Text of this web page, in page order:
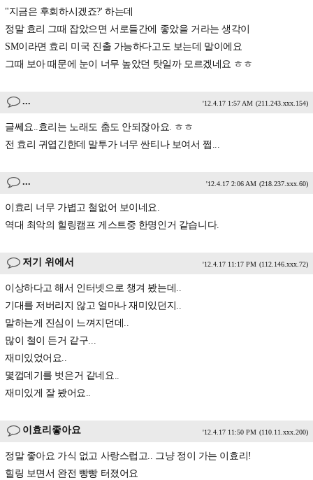
"지금은 후회하시겠죠?' 하는데
정말 효리 그때 잡았으면 서로들간에 좋았을 거라는 생각이
SM이라면 효리 미국 진출 가능하다고도 보는데 말이에요
그때 보아 때문에 눈이 너무 높았던 탓일까 모르겠네요 ㅎㅎ
... '12.4.17 1:57 AM (211.243.xxx.154)
글쎄요..효리는 노래도 춤도 안되잖아요. ㅎㅎ
전 효리 귀엽긴한데 말투가 너무 싼티나 보여서 쩝...
... '12.4.17 2:06 AM (218.237.xxx.60)
이효리 너무 가볍고 철없어 보이네요.
역대 최악의 힐링캠프 게스트중 한명인거 같습니다.
저기 위에서 '12.4.17 11:17 PM (112.146.xxx.72)
이상하다고 해서 인터넷으로 챙겨 봤는데..
기대를 저버리지 않고 얼마나 재미있던지..
말하는게 진심이 느껴지던데..
많이 철이 든거 같구...
재미있었어요..
몇껍데기를 벗은거 같네요..
재미있게 잘 봤어요..
이효리좋아요 '12.4.17 11:50 PM (110.11.xxx.200)
정말 좋아요 가식 없고 사랑스럽고.. 그냥 정이 가는 이효리!
힐링 보면서 완전 빵빵 터졌어요